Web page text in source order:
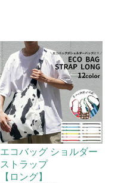
エコバッグ ショルダー
ストラップ
【ロング】